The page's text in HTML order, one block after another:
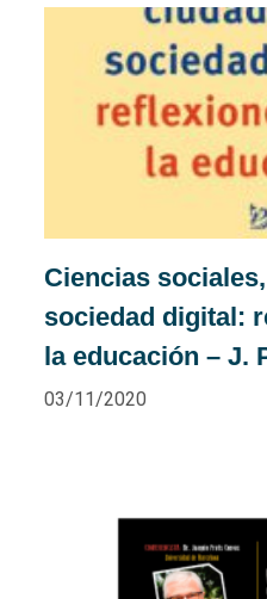
Ciencias
sociedad digital:
la educación – J.
03/11/2020